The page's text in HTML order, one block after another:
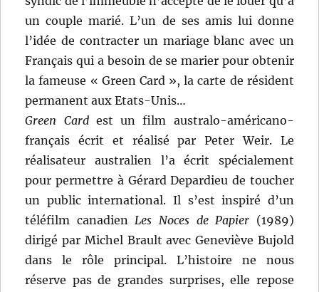
un couple marié. L’un de ses amis lui donne
l’idée de contracter un mariage blanc avec un
Français qui a besoin de se marier pour obtenir
la fameuse « Green Card », la carte de résident
permanent aux Etats-Unis…
Green Cardest un film australo-américano-
français écrit et réalisé par Peter Weir. Le
réalisateur australien l’a écrit spécialement
pour permettre à Gérard Depardieu de toucher
un public international. Il s’est inspiré d’un
téléfilm canadienLes Noces de Papier (1989)
dirigé par Michel Brault avec Geneviève Bujold
dans le rôle principal. L’histoire ne nous
réserve pas de grandes surprises, elle repose